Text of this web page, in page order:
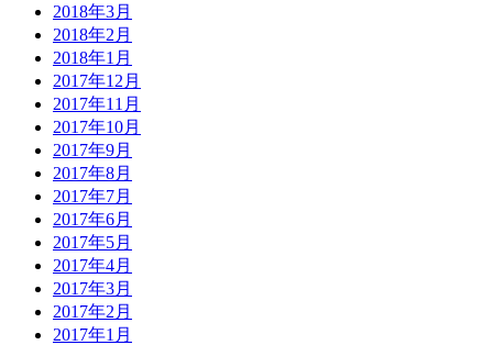
2018年3月
2018年2月
2018年1月
2017年12月
2017年11月
2017年10月
2017年9月
2017年8月
2017年7月
2017年6月
2017年5月
2017年4月
2017年3月
2017年2月
2017年1月